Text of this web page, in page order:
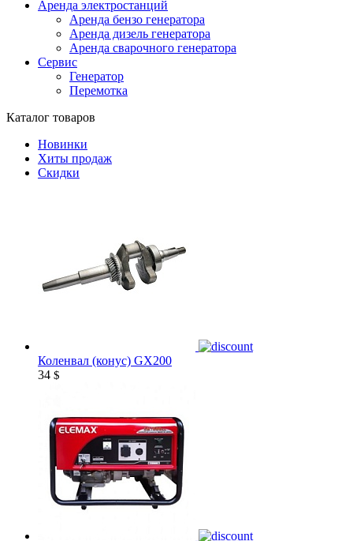
Аренда электростанций
Аренда бензо генератора
Аренда дизель генератора
Аренда сварочного генератора
Сервис
Генератор
Перемотка
Каталог товаров
Новинки
Хиты продаж
Скидки
Коленвал (конус) GX200
34 $